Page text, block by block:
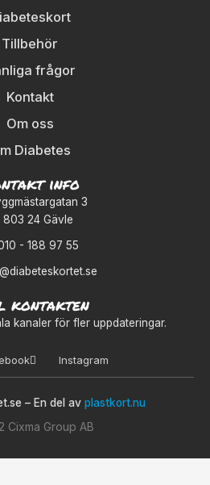
Tillbehör
frågor
Kontakt
Om oss
Diabetes
info
3
803 24 Gävle
- 188 97 55
kontakten
kanaler för fler uppdateringar.
Instagram
– En del av plastkort.nu
Cixma Group AB